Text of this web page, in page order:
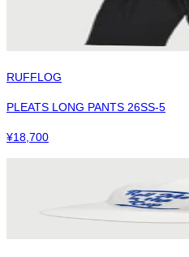
RUFFLOG
PLEATS LONG PANTS 26SS-5
¥18,700